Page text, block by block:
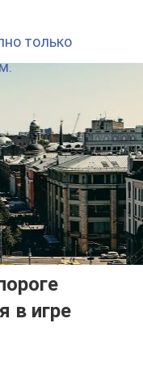
в игре
только